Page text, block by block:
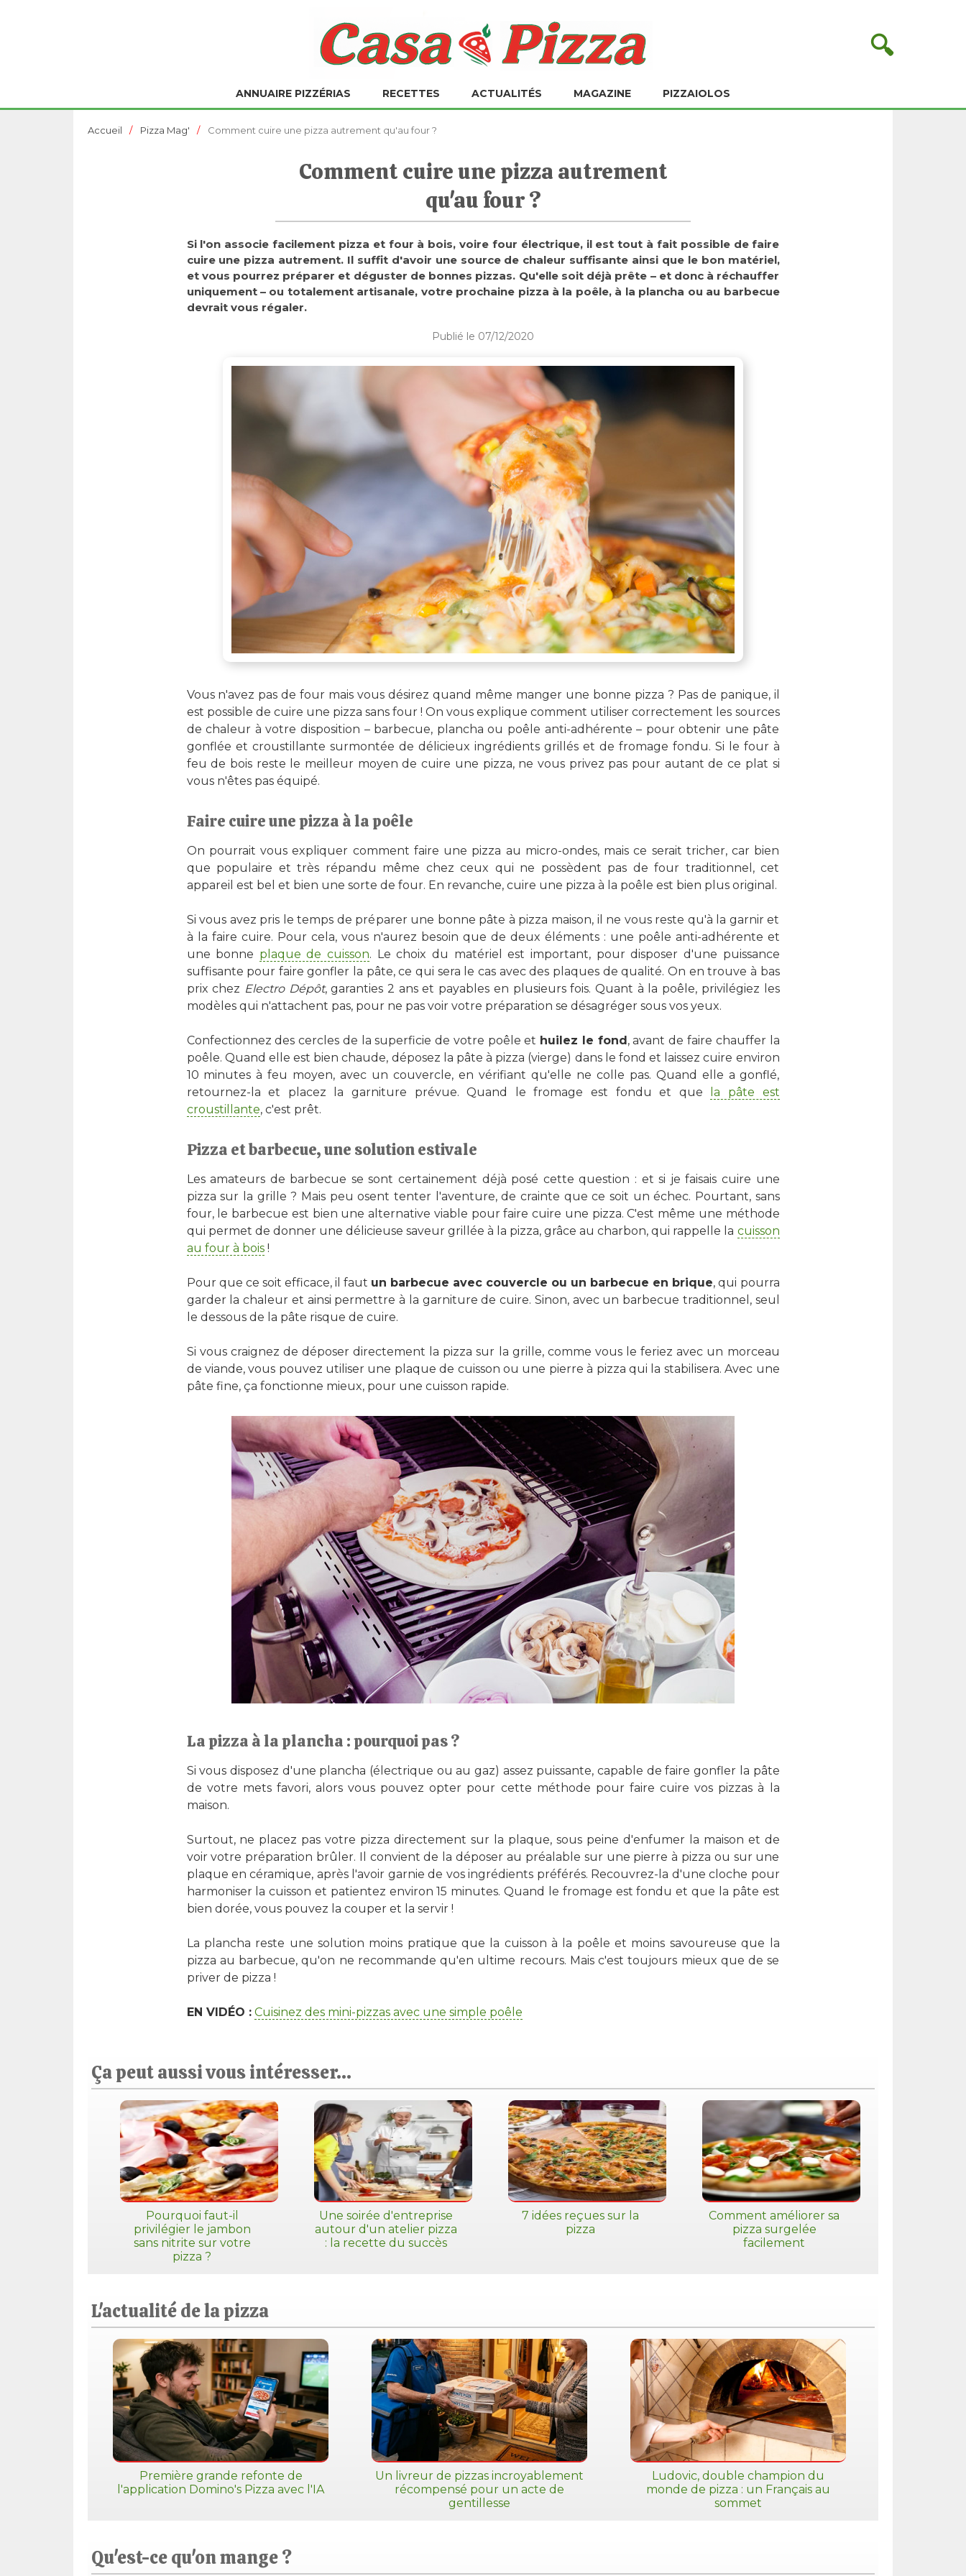
🔍
ANNUAIRE PIZZÉRIAS RECETTES ACTUALITÉS MAGAZINE PIZZAIOLOS
Accueil Pizza Mag' Comment cuire une pizza autrement qu'au four ?
Comment cuire une pizza autrement
qu'au four ?
Si l'on associe facilement pizza et four à bois, voire four électrique, il est tout à fait possible de faire
cuire une pizza autrement. Il suffit d'avoir une source de chaleur suffisante ainsi que le bon matériel,
et vous pourrez préparer et déguster de bonnes pizzas. Qu'elle soit déjà prête – et donc à réchauffer
uniquement – ou totalement artisanale, votre prochaine pizza à la poêle, à la plancha ou au barbecue
devrait vous régaler.
Publié le 07/12/2020
Vous n'avez pas de four mais vous désirez quand même manger une bonne pizza ? Pas de panique, il
est possible de cuire une pizza sans four ! On vous explique comment utiliser correctement les sources
de chaleur à votre disposition – barbecue, plancha ou poêle anti-adhérente – pour obtenir une pâte
gonflée et croustillante surmontée de délicieux ingrédients grillés et de fromage fondu. Si le four à
feu de bois reste le meilleur moyen de cuire une pizza, ne vous privez pas pour autant de ce plat si
vous n'êtes pas équipé.
Faire cuire une pizza à la poêle
On pourrait vous expliquer comment faire une pizza au micro-ondes, mais ce serait tricher, car bien
que populaire et très répandu même chez ceux qui ne possèdent pas de four traditionnel, cet
appareil est bel et bien une sorte de four. En revanche, cuire une pizza à la poêle est bien plus original.
Si vous avez pris le temps de préparer une bonne pâte à pizza maison, il ne vous reste qu'à la garnir et
à la faire cuire. Pour cela, vous n'aurez besoin que de deux éléments : une poêle anti-adhérente et
une bonne plaque de cuisson. Le choix du matériel est important, pour disposer d'une puissance
suffisante pour faire gonfler la pâte, ce qui sera le cas avec des plaques de qualité. On en trouve à bas
prix chez Electro Dépôt, garanties 2 ans et payables en plusieurs fois. Quant à la poêle, privilégiez les
modèles qui n'attachent pas, pour ne pas voir votre préparation se désagréger sous vos yeux.
Confectionnez des cercles de la superficie de votre poêle et huilez le fond, avant de faire chauffer la
poêle. Quand elle est bien chaude, déposez la pâte à pizza (vierge) dans le fond et laissez cuire environ
10 minutes à feu moyen, avec un couvercle, en vérifiant qu'elle ne colle pas. Quand elle a gonflé,
retournez-la et placez la garniture prévue. Quand le fromage est fondu et que
la pâte est
croustillante, c'est prêt.
Pizza et barbecue, une solution estivale
Les amateurs de barbecue se sont certainement déjà posé cette question : et si je faisais cuire une
pizza sur la grille ? Mais peu osent tenter l'aventure, de crainte que ce soit un échec. Pourtant, sans
four, le barbecue est bien une alternative viable pour faire cuire une pizza. C'est même une méthode
qui permet de donner une délicieuse saveur grillée à la pizza, grâce au charbon, qui rappelle la cuisson
au four à bois!
Pour que ce soit efficace, il faut un barbecue avec couvercle ou un barbecue en brique, qui pourra
garder la chaleur et ainsi permettre à la garniture de cuire. Sinon, avec un barbecue traditionnel, seul
le dessous de la pâte risque de cuire.
Si vous craignez de déposer directement la pizza sur la grille, comme vous le feriez avec un morceau
de viande, vous pouvez utiliser une plaque de cuisson ou une pierre à pizza qui la stabilisera. Avec une
pâte fine, ça fonctionne mieux, pour une cuisson rapide.
La pizza à la plancha : pourquoi pas ?
Si vous disposez d'une plancha (électrique ou au gaz) assez puissante, capable de faire gonfler la pâte
de votre mets favori, alors vous pouvez opter pour cette méthode pour faire cuire vos pizzas à la
maison.
Surtout, ne placez pas votre pizza directement sur la plaque, sous peine d'enfumer la maison et de
voir votre préparation brûler. Il convient de la déposer au préalable sur une pierre à pizza ou sur une
plaque en céramique, après l'avoir garnie de vos ingrédients préférés. Recouvrez-la d'une cloche pour
harmoniser la cuisson et patientez environ 15 minutes. Quand le fromage est fondu et que la pâte est
bien dorée, vous pouvez la couper et la servir !
La plancha reste une solution moins pratique que la cuisson à la poêle et moins savoureuse que la
pizza au barbecue, qu'on ne recommande qu'en ultime recours. Mais c'est toujours mieux que de se
priver de pizza !
EN VIDÉO : Cuisinez des mini-pizzas avec une simple poêle
Ça peut aussi vous intéresser...
Pourquoi faut-il
privilégier le jambon
sans nitrite sur votre
pizza ?
Une soirée d'entreprise
autour d'un atelier pizza
: la recette du succès
7 idées reçues sur la
pizza
Comment améliorer sa
pizza surgelée
facilement
L'actualité de la pizza
Première grande refonte de
l'application Domino's Pizza avec l'IA
Un livreur de pizzas incroyablement
récompensé pour un acte de
gentillesse
Ludovic, double champion du
monde de pizza : un Français au
sommet
Qu'est-ce qu'on mange ?